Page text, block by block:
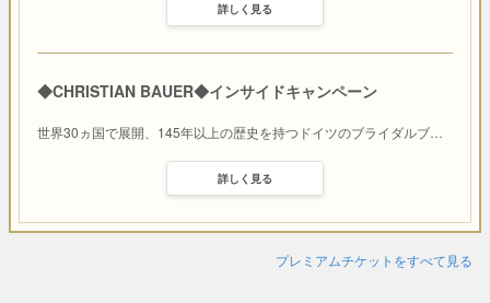
詳しく見る
◆CHRISTIAN BAUER◆インサイドキャンペーン
世界30ヵ国で展開、145年以上の歴史を持つドイツのブライダルブ…
詳しく見る
プレミアムチケットをすべて見る